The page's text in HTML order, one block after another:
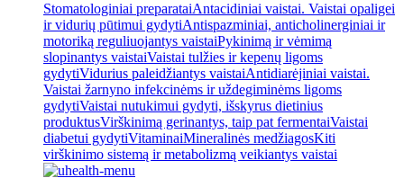
Stomatologiniai preparataiAntacidiniai vaistai. Vaistai opaligei
ir vidurių pūtimui gydytiAntispazminiai, anticholinerginiai ir
motoriką reguliuojantys vaistaiPykinimą ir vėmimą
slopinantys vaistaiVaistai tulžies ir kepenų ligoms
gydytiVidurius paleidžiantys vaistaiAntidiarėjiniai vaistai.
Vaistai žarnyno infekcinėms ir uždegiminėms ligoms
gydytiVaistai nutukimui gydyti, išskyrus dietinius
produktusVirškinimą gerinantys, taip pat fermentaiVaistai
diabetui gydytiVitaminaiMineralinės medžiagosKiti
virškinimo sistemą ir metabolizmą veikiantys vaistai